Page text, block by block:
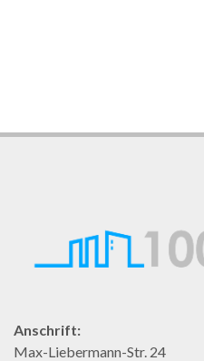
Anschrift:
Max-Liebermann-Str. 24